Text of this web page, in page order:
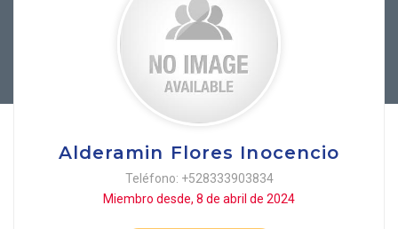
Alderamin Flores Inocencio
Teléfono: +528333903834
Miembro desde, 8 de abril de 2024